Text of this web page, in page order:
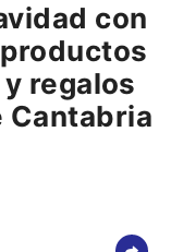
con
regalos
Cantabria